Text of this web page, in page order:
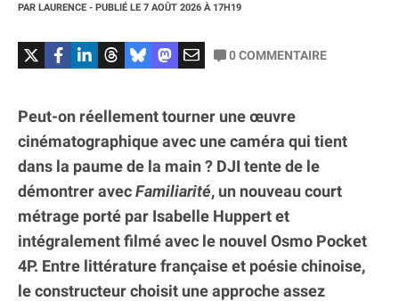
PAR LAURENCE - PUBLIÉ LE 7 AOÛT 2026 À 17H19
0COMMENTAIRE
Peut-on réellement tourner une œuvre
cinématographique avec une caméra qui tient
dans la paume de la main ? DJI tente de le
démontrer avecFamiliarité, un nouveau court
métrage porté par Isabelle Huppert et
intégralement filmé avec le nouvel Osmo Pocket
4P. Entre littérature française et poésie chinoise,
le constructeur choisit une approche assez